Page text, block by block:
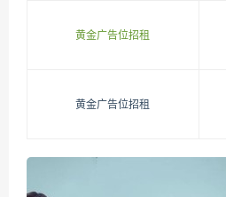
黄金广告位招租
黄金广告位招租